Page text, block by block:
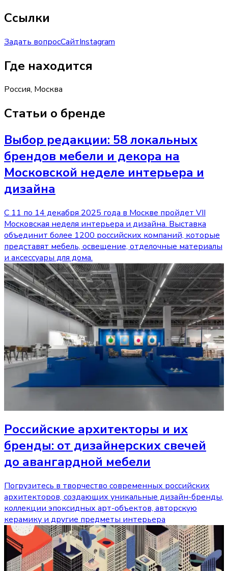
Ссылки
Задать вопросСайтInstagram
Где находится
Россия, Москва
Статьи о бренде
Выбор редакции: 58 локальных
брендов мебели и декора на
Московской неделе интерьера и
дизайна
С 11 по 14 декабря 2025 года в Москве пройдет VII
Московская неделя интерьера и дизайна. Выставка
объединит более 1200 российских компаний, которые
представят мебель, освещение, отделочные материалы
и аксессуары для дома.
Российские архитекторы и их
бренды: от дизайнерских свечей
до авангардной мебели
Погрузитесь в творчество современных российских
архитекторов, создающих уникальные дизайн-бренды,
коллекции эпоксидных арт-объектов, авторскую
керамику и другие предметы интерьера